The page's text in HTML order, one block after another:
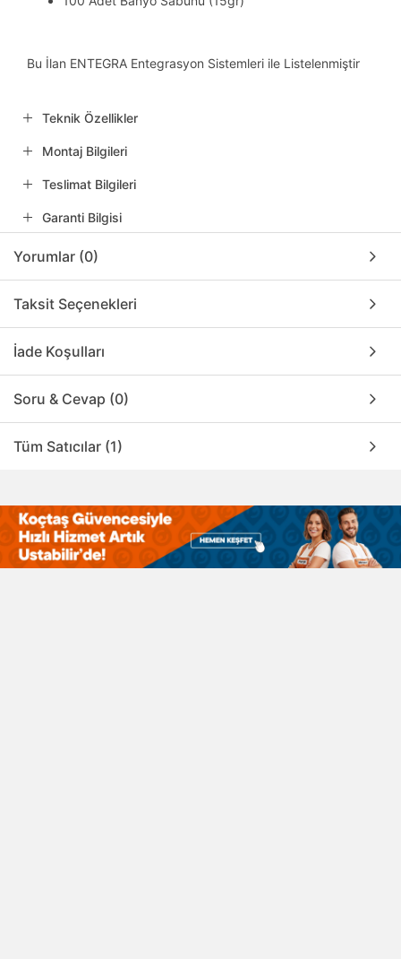
Bu İlan ENTEGRA Entegrasyon Sistemleri ile Listelenmiştir
Teknik Özellikler
Montaj Bilgileri
Teslimat Bilgileri
Garanti Bilgisi
Yorumlar (0)
Taksit Seçenekleri
İade Koşulları
Soru & Cevap (0)
Tüm Satıcılar (1)